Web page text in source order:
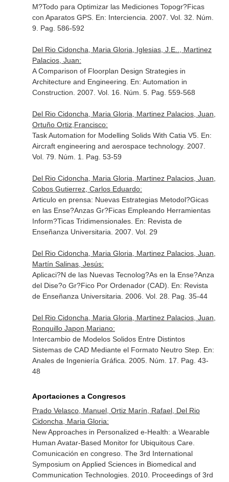
M?Todo para Optimizar las Mediciones Topogr?Ficas
con Aparatos GPS. En: Interciencia . 2007. Vol. 32. Núm.
9. Pag. 586-592
Del Rio Cidoncha, Maria Gloria, Iglesias, J.E.., Martinez
Palacios, Juan:
A Comparison of Floorplan Design Strategies in
Architecture and Engineering. En: Automation in
Construction . 2007. Vol. 16. Núm. 5. Pag. 559-568
Del Rio Cidoncha, Maria Gloria, Martinez Palacios, Juan,
Ortuño Ortiz,Francisco:
Task Automation for Modelling Solids With Catia V5. En:
Aircraft engineering and aerospace technology. 2007.
Vol. 79. Núm. 1. Pag. 53-59
Del Rio Cidoncha, Maria Gloria, Martinez Palacios, Juan,
Cobos Gutierrez, Carlos Eduardo:
Articulo en prensa: Nuevas Estrategias Metodol?Gicas
en las Ense?Anzas Gr?Ficas Empleando Herramientas
Inform?Ticas Tridimensionales. En: Revista de
Enseñanza Universitaria . 2007. Vol. 29
Del Rio Cidoncha, Maria Gloria, Martinez Palacios, Juan,
Martín Salinas, Jesús:
Aplicaci?N de las Nuevas Tecnolog?As en la Ense?Anza
del Dise?o Gr?Fico Por Ordenador (CAD). En: Revista
de Enseñanza Universitaria . 2006. Vol. 28. Pag. 35-44
Del Rio Cidoncha, Maria Gloria, Martinez Palacios, Juan,
Ronquillo Japon,Mariano:
Intercambio de Modelos Solidos Entre Distintos
Sistemas de CAD Mediante el Formato Neutro Step. En:
Anales de Ingeniería Gráfica . 2005. Núm. 17. Pag. 43-
48
Aportaciones a Congresos
Prado Velasco, Manuel, Ortiz Marín, Rafael, Del Rio
Cidoncha, Maria Gloria:
New Approaches in Personalized e-Health: a Wearable
Human Avatar-Based Monitor for Ubiquitous Care.
Comunicación en congreso. The 3rd International
Symposium on Applied Sciences in Biomedical and
Communication Technologies. 2010. Proceedings of 3rd